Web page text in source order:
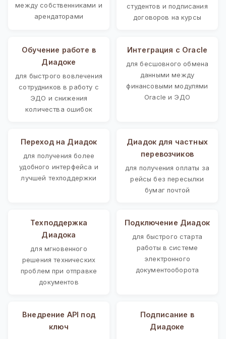
между собственниками и
арендаторами
студентов и подписания
договоров на курсы
Обучение работе в
Диадоке
для быстрого вовлечения
сотрудников в работу с
ЭДО и снижения
количества ошибок
Интеграция с Oracle
для бесшовного обмена
данными между
финансовыми модулями
Oracle и ЭДО
Переход на Диадок
для получения более
удобного интерфейса и
лучшей техподдержки
Диадок для частных
перевозчиков
для получения оплаты за
рейсы без пересылки
бумаг почтой
Техподдержка
Диадока
для мгновенного
решения технических
проблем при отправке
документов
Подключение Диадок
для быстрого старта
работы в системе
электронного
документооборота
Внедрение API под
ключ
Подписание в
Диадоке